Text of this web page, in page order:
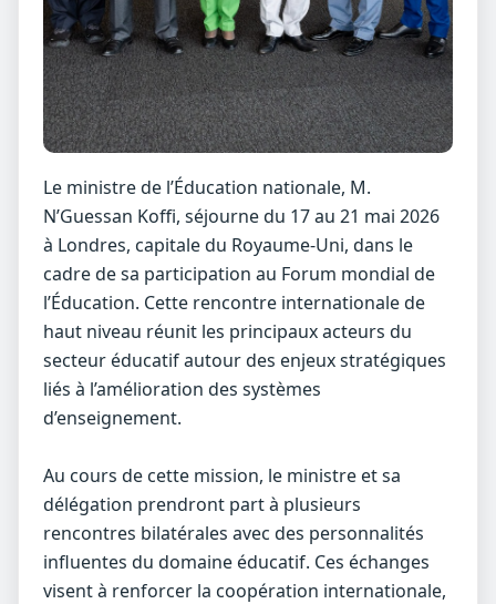
Le ministre de l’Éducation nationale, M.
N’Guessan Koffi, séjourne du 17 au 21 mai 2026
à Londres, capitale du Royaume‑Uni, dans le
cadre de sa participation au Forum mondial de
l’Éducation. Cette rencontre internationale de
haut niveau réunit les principaux acteurs du
secteur éducatif autour des enjeux stratégiques
liés à l’amélioration des systèmes
d’enseignement.
Au cours de cette mission, le ministre et sa
délégation prendront part à plusieurs
rencontres bilatérales avec des personnalités
influentes du domaine éducatif. Ces échanges
visent à renforcer la coopération internationale,